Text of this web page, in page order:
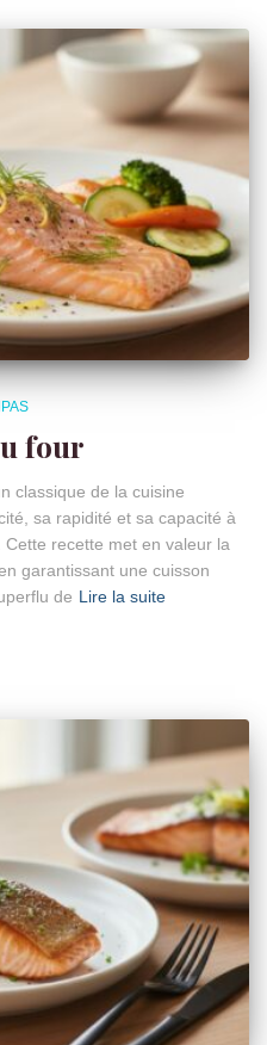
four
classique de la cuisine
sa rapidité et sa capacité à
recette met en valeur la
garantissant une cuisson
de Lire la suite